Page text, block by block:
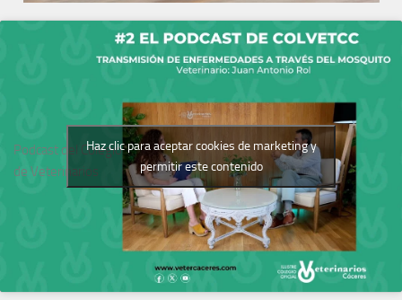
Podcast del Colegio
de Veterinarios
Haz clic para aceptar cookies de marketing y
permitir este contenido